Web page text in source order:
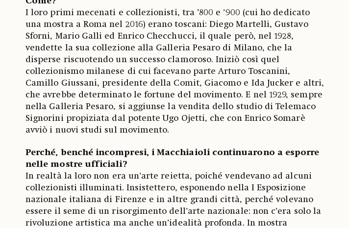
I loro primi mecenati e collezionisti, tra ’800 e ’900 (cui ho dedicato
una mostra a Roma nel 2016) erano toscani: Diego Martelli, Gustavo
Sforni, Mario Galli ed Enrico Checchucci, il quale però, nel 1928,
vendette la sua collezione alla Galleria Pesaro di Milano, che la
disperse riscuotendo un successo clamoroso. Iniziò così quel
collezionismo milanese di cui facevano parte Arturo Toscanini,
Camillo Giussani, presidente della Comit, Giacomo e Ida Jucker e altri,
che avrebbe determinato le fortune del movimento. E nel 1929, sempre
nella Galleria Pesaro, si aggiunse la vendita dello studio di Telemaco
Signorini propiziata dal potente Ugo Ojetti, che con Enrico Somarè
avviò i nuovi studi sul movimento.
Perché, benché incompresi, i Macchiaioli continuarono a esporre
nelle mostre ufficiali?
In realtà la loro non era un’arte reietta, poiché vendevano ad alcuni
collezionisti illuminati. Insistettero, esponendo nella I Esposizione
nazionale italiana di Firenze e in altre grandi città, perché volevano
essere il seme di un risorgimento dell’arte nazionale: non c’era solo la
rivoluzione artistica ma anche un’idealità profonda. In mostra